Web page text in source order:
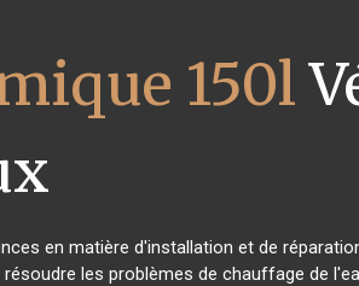
150l
en matière d'installation et de
les problèmes de chauffage de